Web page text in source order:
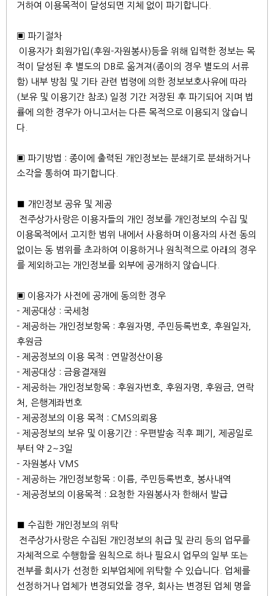
거하여 이용목적이 달성되면 지체 없이 파기합니다.
▣ 파기절차
이용자가 회원가입(후원-자원봉사)등을 위해 입력한 정보는 목
적이 달성된 후 별도의 DB로 옮겨져(종이의 경우 별도의 서류
함) 내부 방침 및 기타 관련 법령에 의한 정보보호사유에 따라
(보유 및 이용기간 참조) 일정 기간 저장된 후 파기되어 지며 법
률에 의한 경우가 아니고서는 다른 목적으로 이용되지 않습니
다.
▣ 파기방법 : 종이에 출력된 개인정보는 분쇄기로 분쇄하거나
소각을 통하여 파기합니다.
■ 개인정보 공유 및 제공
전주상가사랑은 이용자들의 개인 정보를 개인정보의 수집 및
이용목적에서 고지한 범위 내에서 사용하며 이용자의 사전 동의
없이는 동 범위를 초과하여 이용하거나 원칙적으로 아래의 경우
를 제외하고는 개인정보를 외부에 공개하지 않습니다.
▣ 이용자가 사전에 공개에 동의한 경우
- 제공대상 : 국세청
- 제공하는 개인정보항목 : 후원자명, 주민등록번호, 후원일자,
후원금
- 제공정보의 이용 목적 : 연말정산이용
- 제공대상 : 금융결재원
- 제공하는 개인정보항목 : 후원자번호, 후원자명, 후원금, 연락
처, 은행계좌번호
- 제공정보의 이용 목적 : CMS의뢰용
- 제공정보의 보유 및 이용기간 : 우편발송 직후 폐기, 제공일로
부터 약 2~3일
- 자원봉사 VMS
- 제공하는 개인정보항목 : 이름, 주민등록번호, 봉사내역
- 제공정보의 이용목적 : 요청한 자원봉사자 한해서 발급
■ 수집한 개인정보의 위탁
전주상가사랑은 수집된 개인정보의 취급 및 관리 등의 업무를
자체적으로 수행함을 원칙으로 하나 필요시 업무의 일부 또는
전부를 회사가 선정한 외부업체에 위탁할 수 있습니다. 업체를
선정하거나 업체가 변경되었을 경우, 회사는 변경된 업체 명을